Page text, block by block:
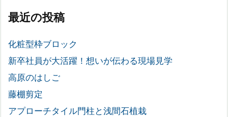
最近の投稿
化粧型枠ブロック
新卒社員が大活躍！想いが伝わる現場見学
高原のはしご
藤棚剪定
アプローチタイル門柱と浅間石植栽